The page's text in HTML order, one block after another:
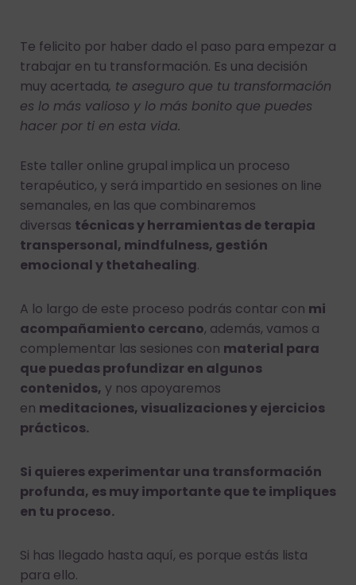
Te felicito por haber dado el paso para empezar a
trabajar en tu transformación. Es una decisión
muy acertada, te aseguro que tu transformación
es lo más valioso y lo más bonito que puedes
hacer por ti en esta vida.
Este taller online grupal implica un proceso
terapéutico, y será impartido en sesiones on line
semanales, en las que combinaremos
diversas técnicas y herramientas de terapia
transpersonal, mindfulness, gestión
emocional y thetahealing.
A lo largo de este proceso podrás contar con mi
acompañamiento cercano, además, vamos a
complementar las sesiones con material para
que puedas profundizar en algunos
contenidos, y nos apoyaremos
en meditaciones, visualizaciones y ejercicios
prácticos.
Si quieres experimentar una transformación
profunda, es muy importante que te impliques
en tu proceso.
Si has llegado hasta aquí, es porque estás lista
para ello.